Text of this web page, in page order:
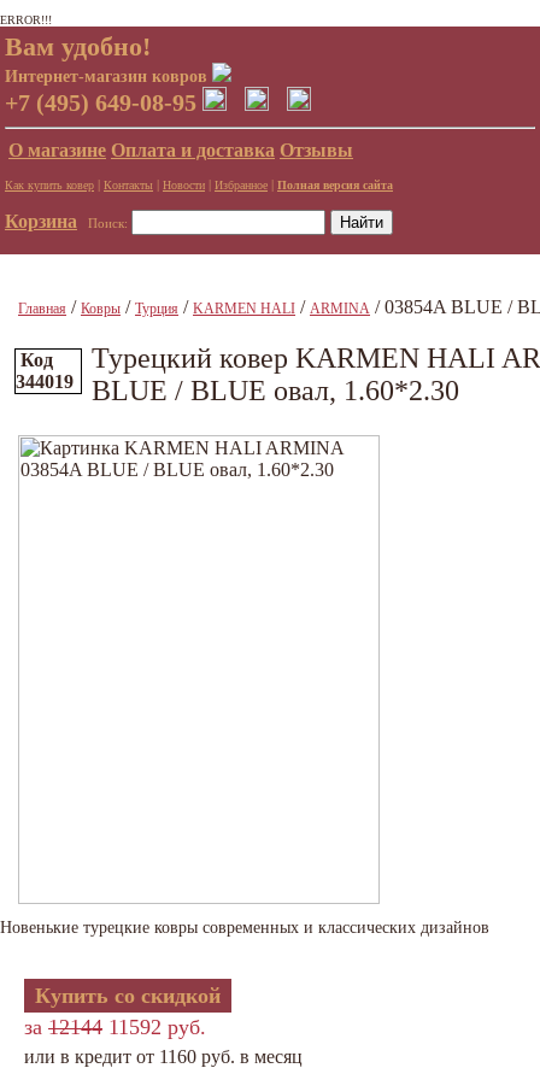
ERROR!!!
Вам удобно!
Интернет-магазин ковров
+7 (495) 649-08-95
О магазине Оплата и доставка Отзывы
Как купить ковер | Контакты | Новости | Избранное | Полная версия сайта
Корзина Поиск:
Главная / Ковры / Турция / KARMEN HALI / ARMINA / 03854A BLUE /
Код
344019
Турецкий ковер KARMEN HALI
BLUE / BLUE овал, 1.60*2.30
Новенькие турецкие ковры современных и классических дизайнов
Купить со скидкой
за 12144 11592 руб.
или в кредит от 1160 руб. в месяц